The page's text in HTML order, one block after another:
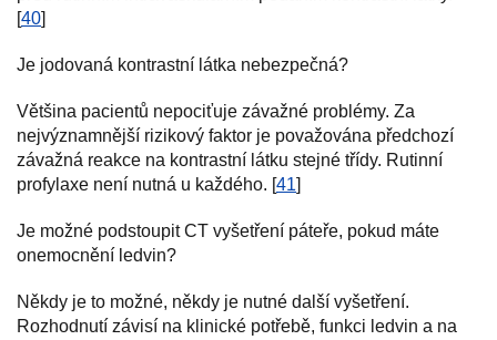
[40]
Je jodovaná kontrastní látka nebezpečná?
Většina pacientů nepociťuje závažné problémy. Za
nejvýznamnější rizikový faktor je považována předchozí
závažná reakce na kontrastní látku stejné třídy. Rutinní
profylaxe není nutná u každého. [41]
Je možné podstoupit CT vyšetření páteře, pokud máte
onemocnění ledvin?
Někdy je to možné, někdy je nutné další vyšetření.
Rozhodnutí závisí na klinické potřebě, funkci ledvin a na